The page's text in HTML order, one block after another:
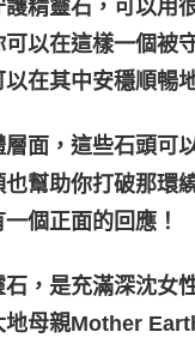
護精靈石，可以用
可以在這樣一個被
以在其中安穩順暢
層面，這些石頭可
也幫助你打破那環
個正面的回應！
石，是充滿深沈女
地母親Mother